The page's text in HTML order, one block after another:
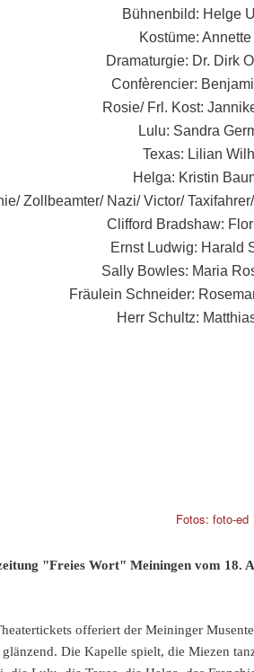
Bühnenbild: Helge
Kostüme:
Dramaturgie: Dr. Dirk
Confèrencier:
Rosie/ Frl. Kost:
Lulu: Sandra
Texas: Lilian
Helga: Kristin
Zollbeamter/ Nazi/ Victor/
Clifford Bradshaw:
Ernst Ludwig: Harald
Sally Bowles: Maria
Fräulein Schneider:
Herr Schultz:
Fotos: foto-ed
"Freies Wort" Meiningen vom 18.
offeriert der Meininger
Die Kapelle spielt, die Miezen